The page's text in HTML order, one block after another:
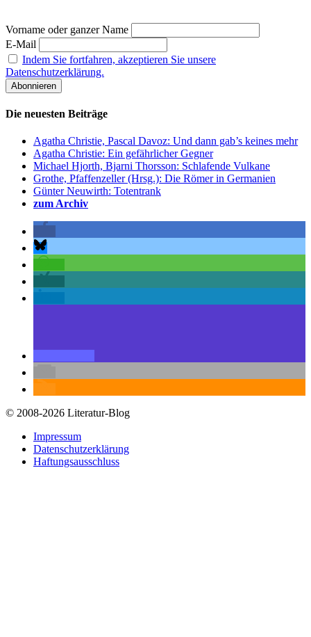
Vorname oder ganzer Name
E-Mail
Indem Sie fortfahren, akzeptieren Sie unsere
Datenschutzerklärung.
Die neuesten Beiträge
Agatha Christie, Pascal Davoz: Und dann gab’s keines mehr
Agatha Christie: Ein gefährlicher Gegner
Michael Hjorth, Bjarni Thorsson: Schlafende Vulkane
Grothe, Pfaffenzeller (Hrsg.): Die Römer in Germanien
Günter Neuwirth: Totentrank
zum Archiv
© 2008-2026 Literatur-Blog
Impressum
Datenschutzerklärung
Haftungsausschluss